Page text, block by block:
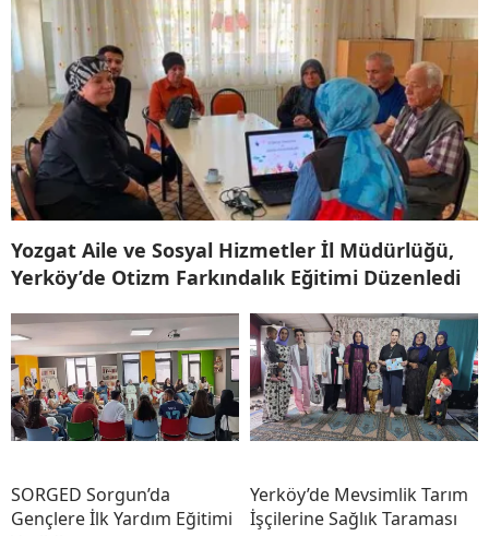
Yozgat Aile ve Sosyal Hizmetler İl Müdürlüğü,
Yerköy’de Otizm Farkındalık Eğitimi Düzenledi
SORGED Sorgun’da
Gençlere İlk Yardım Eğitimi
Yerköy’de Mevsimlik Tarım
İşçilerine Sağlık Taraması